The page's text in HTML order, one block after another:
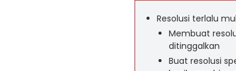
Resolusi terlalu
Membuat
ditinggalkan
Buat resolusi